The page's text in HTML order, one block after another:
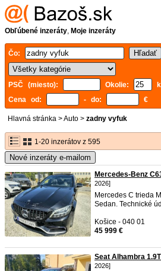
Obľúbené inzeráty, Moje inzeráty
Čo:
PSČ (miesto): Okolie:
Cena od:
- do: €
Hlavná stránka >Auto > zadny vyfuk
1-20 inzerátov z 595
Nové inzeráty e-mailom
Mercedes-Benz
2026]
Mercedes C trieda
Sedan. Technické
Košice - 040 01
45 999 €
Seat Alhambra
2026]